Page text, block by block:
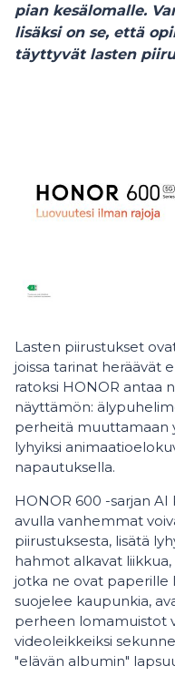
pian kesälomalle.
lisäksi on se, että
täyttyvät lasten
Lasten piirustukset
joissa tarinat heräävät
ratoksi HONOR antaa
näyttämön:
perheitä muuttamaan
lyhyiksi
napautuksella.
HONOR 600 -sarjan
avulla vanhemmat
piirustuksesta, lisätä
hahmot alkavat
jotka ne ovat paperille
suojelee kaupunkia,
perheen lomamuistot
videoleikkeiksi
"elävän albumin"